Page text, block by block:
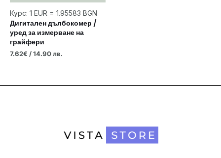
Курс: 1 EUR = 1.95583 BGN
Дигитален дълбокомер /
уред за измерване на
грайфери
7.62€ / 14.90 лв.